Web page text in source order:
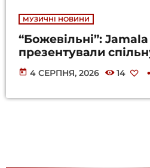
МУЗИЧНІ НОВИНИ
“Божевільні”:
презентували
today 4 СЕРПНЯ, 2026 14